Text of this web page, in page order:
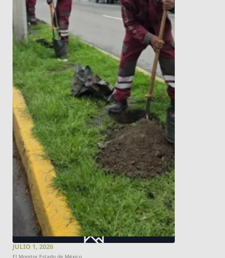
JULIO 1, 2026